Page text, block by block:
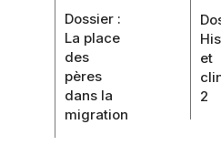
Dossier :
La place
des
pères
dans la
migration
et
2